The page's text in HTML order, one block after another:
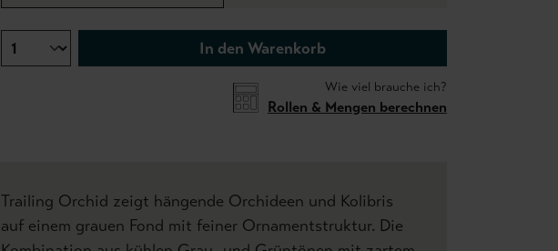
In den Warenkorb
Wie viel brauche ich?
Rollen & Mengen berechnen
Trailing Orchid zeigt hängende Orchideen und Kolibris
auf einem grauen Fond mit feiner Ornamentstruktur. Die